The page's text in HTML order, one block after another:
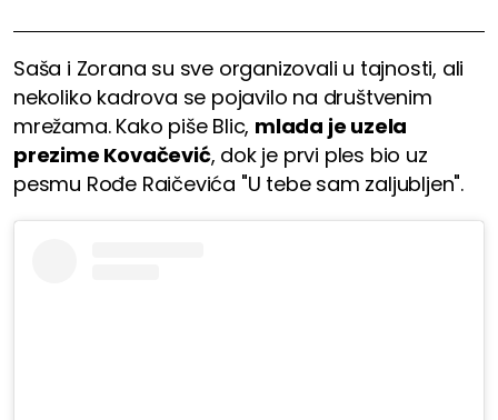
Saša i Zorana su sve organizovali u tajnosti, ali
nekoliko kadrova se pojavilo na društvenim
mrežama. Kako piše Blic, mlada je uzela
prezime Kovačević, dok je prvi ples bio uz
pesmu Rođe Raičevića "U tebe sam zaljubljen".